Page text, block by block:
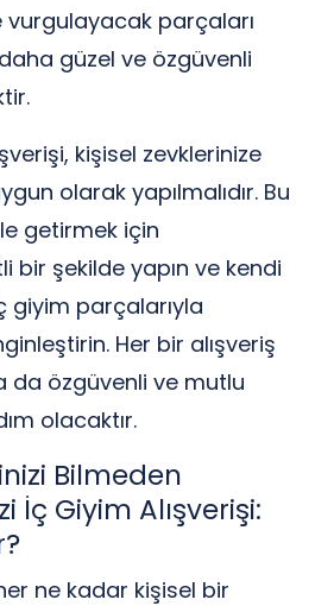
vurgulayacak parçaları
güzel ve özgüvenli
kişisel zevklerinize
olarak yapılmalıdır. Bu
getirmek için
bir şekilde yapın ve kendi
giyim parçalarıyla
Her bir alışveriş
da özgüvenli ve mutlu
olacaktır.
Bilmeden
İç Giyim Alışverişi:
ne kadar kişisel bir